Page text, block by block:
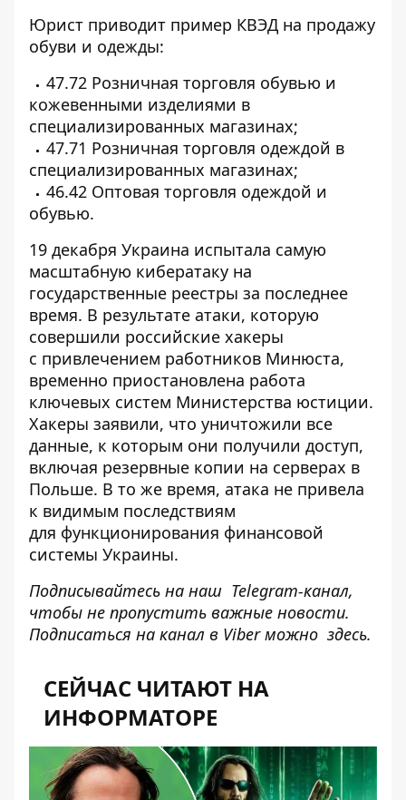
Юрист приводит пример КВЭД на продажу
обуви и одежды:
47.72 Розничная торговля обувью и
кожевенными изделиями в
специализированных магазинах;
47.71 Розничная торговля одеждой в
специализированных магазинах;
46.42 Оптовая торговля одеждой и
обувью.
19 декабря Украина испытала самую
масштабную кибератаку на
государственные реестры за последнее
время. В результате атаки, которую
совершили российские хакеры
с привлечением работников Минюста,
временно приостановлена ​​работа
ключевых систем Министерства юстиции.
Хакеры заявили, что уничтожили все
данные, к которым они получили доступ,
включая резервные копии на серверах в
Польше. В то же время, атака не привела
к видимым последствиям
для функционирования финансовой
системы Украины.
Подписывайтесь на наш Telegram-канал,
чтобы не пропустить важные новости.
Подписаться на канал в Viber можно здесь.
СЕЙЧАС ЧИТАЮТ НА
ИНФОРМАТОРЕ